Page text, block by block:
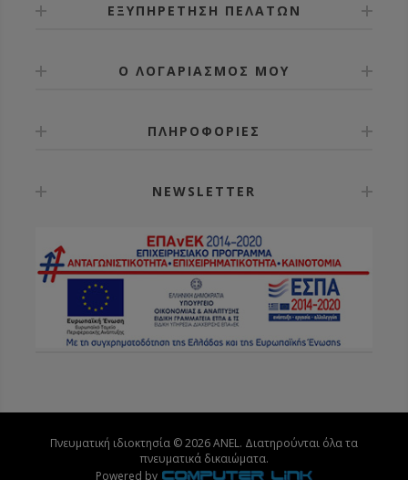
ΕΞΥΠΗΡΕΤΗΣΗ ΠΕΛΑΤΩΝ
Ο ΛΟΓΑΡΙΑΣΜΟΣ ΜΟΥ
ΠΛΗΡΟΦΟΡΙΕΣ
NEWSLETTER
Πνευματική ιδιοκτησία © 2026 ANEL. Διατηρούνται όλα τα
πνευματικά δικαιώματα.
Powered by